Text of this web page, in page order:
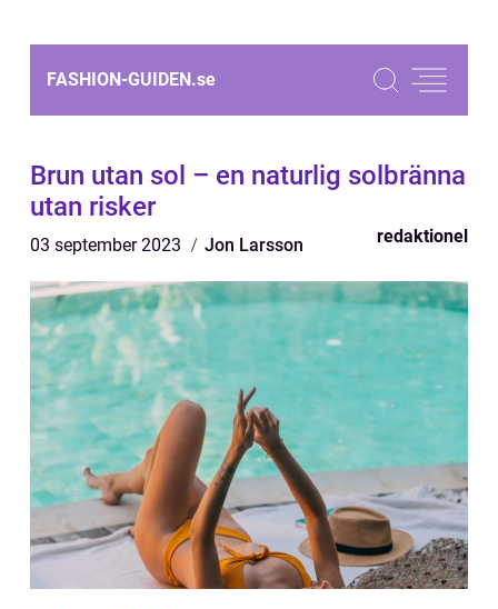
FASHION-GUIDEN.se
Brun utan sol – en naturlig solbränna
utan risker
03 september 2023 Jon Larsson redaktionel